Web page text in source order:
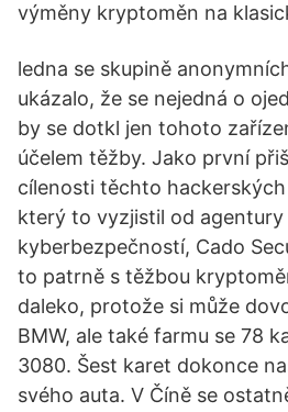
výměny kryptoměn na
ledna se skupině
ukázalo, že se nejedná o
by se dotkl jen tohoto
účelem těžby. Jako první
cílenosti těchto
který to vyzjistil od agentury
kyberbezpečností, Cado
to patrně s těžbou
daleko, protože si může
BMW, ale také farmu se 78
3080. Šest karet dokonce
svého auta. V Číně se